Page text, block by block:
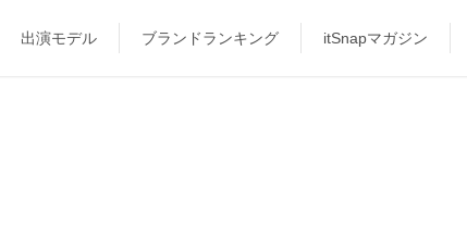
出演モデル ブランドランキング itSnapマガジン